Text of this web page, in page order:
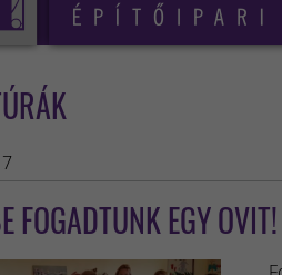
FOGADTUNK EGY OVIT!